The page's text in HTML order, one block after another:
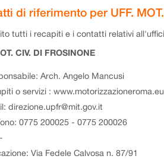
di riferimento per UFF.
tutti i recapiti e i contatti relativi
CIV. DI FROSINONE
Arch. Angelo Mancusi
o servizi : www.motorizzazioneroma.eu
direzione.upfr@mit.gov.it
0775 200025 - 0775 200026
Via Fedele Calvosa n. 87/91